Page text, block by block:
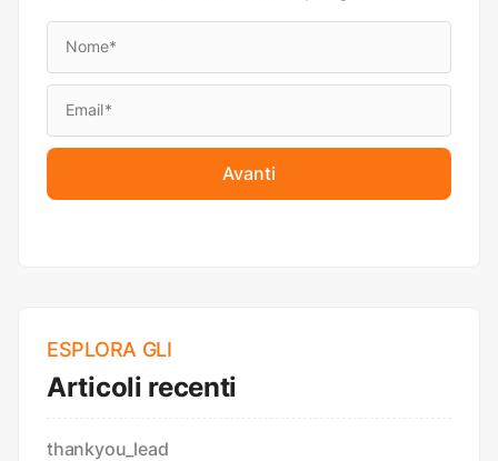
Avanti
ESPLORA GLI
Articoli recenti
thankyou_lead